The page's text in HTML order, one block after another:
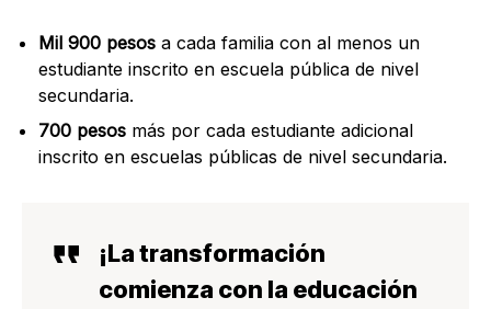
Mil 900 pesos a cada familia con al menos un
estudiante inscrito en escuela pública de nivel
secundaria.
700 pesos más por cada estudiante adicional
inscrito en escuelas públicas de nivel secundaria.
¡La transformación
comienza con la educación